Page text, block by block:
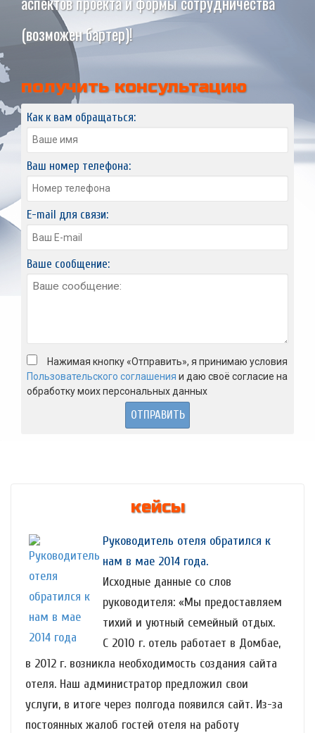
(возможен бартер)!
получить консультацию
Как к вам обращаться:
Ваш номер телефона:
E-mail для связи:
Ваше сообщение:
Нажимая кнопку «Отправить», я принимаю условия
Пользовательского соглашения и даю своё согласие на
обработку моих персональных данных
кейсы
Руководитель отеля обратился к
нам в мае 2014 года.
Исходные данные со слов
руководителя: «Мы предоставляем
тихий и уютный семейный отдых.
С 2010 г. отель работает в Домбае,
в 2012 г. возникла необходимость создания сайта
отеля. Наш администратор предложил свои
услуги, в итоге через полгода появился сайт. Из-за
постоянных жалоб гостей отеля на работу